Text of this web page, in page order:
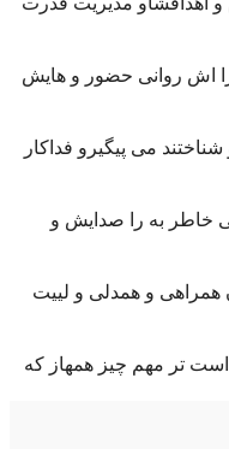
اش روانی حضور و هایش
می پیگیرو فداکار
خاطر به را صدایش و
همراهی و همدلی و لییت
است تر مهم چیز همهاز که